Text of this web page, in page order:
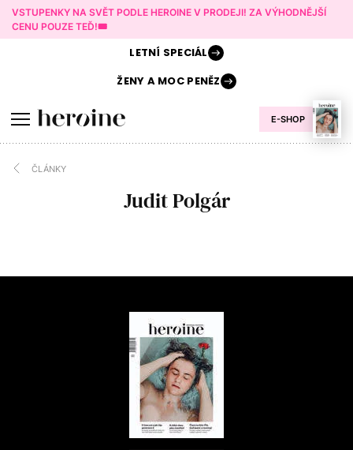
VSTUPENKY NA SVĚT PODLE HEROINE V PRODEJI! ZA VÝHODNĚJŠÍ
CENU POUZE TEĎ!🎟️
E-SHOP
LETNÍ SPECIÁL
ŽENY AMOC PENĚZ
ČLÁNKY
Judit Polgár